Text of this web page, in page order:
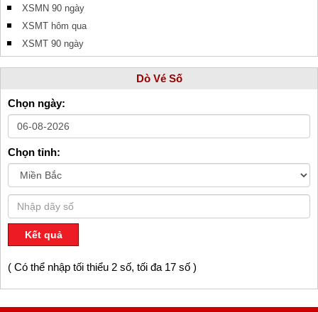
XSMN 90 ngày
XSMT hôm qua
XSMT 90 ngày
Dò Vé Số
Chọn ngày:
Chọn tỉnh:
Kết quả
( Có thể nhập tối thiểu 2 số, tối đa 17 số )